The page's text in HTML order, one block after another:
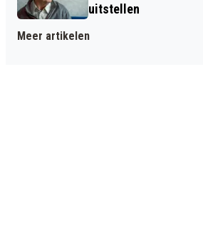
uitstellen
Meer artikelen